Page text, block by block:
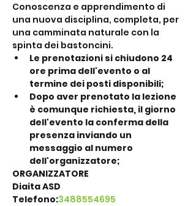
Conoscenza e apprendimento di
una nuova disciplina, completa, per
una camminata naturale con la
spinta dei bastoncini.
Le prenotazioni si chiudono 24
ore prima dell'evento o al
termine dei posti disponibili;
Dopo aver prenotato la lezione
è comunque richiesta, il giorno
dell'evento la conferma della
presenza inviando un
messaggio al numero
dell'organizzatore;
ORGANIZZATORE
Diaita ASD
Telefono:3488554695